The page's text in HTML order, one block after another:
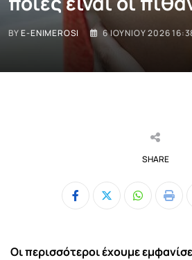
BYE-ENIMEROSI 6 ΙΟΥΝΊΟΥ 2026
SHARE
Whatsapp
Print
Οι περισσότεροι έχουμε